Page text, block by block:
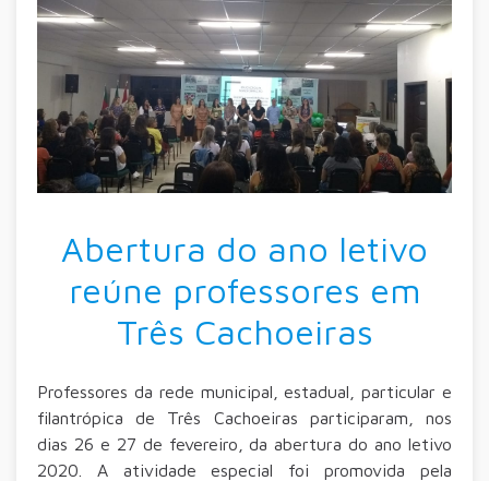
Abertura do ano letivo
reúne professores em
Três Cachoeiras
Professores da rede municipal, estadual, particular e
filantrópica de Três Cachoeiras participaram, nos
dias 26 e 27 de fevereiro, da abertura do ano letivo
2020. A atividade especial foi promovida pela